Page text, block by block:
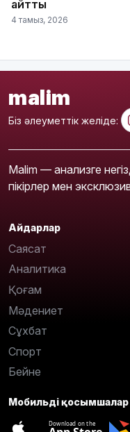
айтты
4 тамыз, 2026
malim
Біз әлеуметтік желіде:
Malim — анализге
пікірлер мен
Айдарлар
Саясат
Аналитика
Қоғам
Мәдениет
Сұхбат
Спорт
Бейне
Мобильді қосымшалар
Download on the